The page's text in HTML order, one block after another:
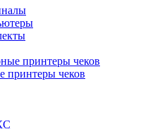
принтеры чеков
принтеры чеков